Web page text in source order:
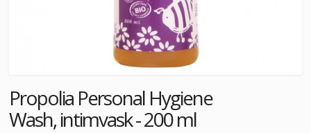
Propolia Personal Hygiene
Wash, intimvask - 200 ml